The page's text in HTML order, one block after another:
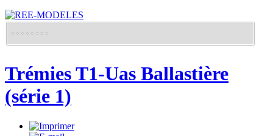
Trémies T1-Uas Ballastière
(série 1)